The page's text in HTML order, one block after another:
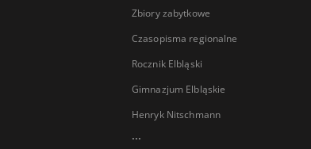
Zbiory zabytkowe
Czasopisma regionalne
Rocznik Elbląski
Gimnazjum Elbląskie
Henryk Nitschmann
...